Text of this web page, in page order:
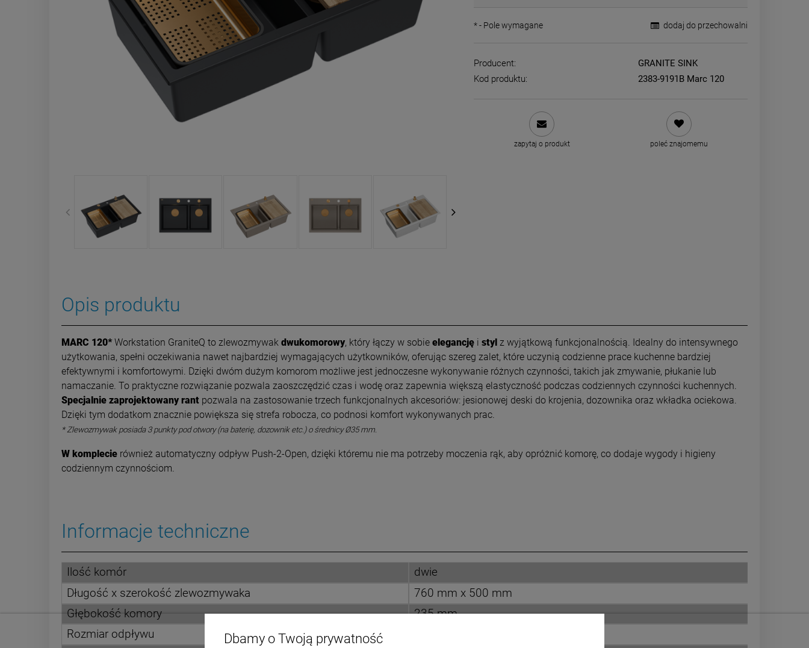
dodaj do przechowalni
*- Pole wymagane
Producent:
GRANITE SINK
Kod produktu:
2383-9191B Marc 120
zapytaj o produkt poleć znajomemu
Opis produktu
MARC 120*Workstation GraniteQ to zlewozmywak dwukomorowy, który łączy w sobie elegancję i styl z wyjątkową funkcjonalnością. Idealny do intensywnego
użytkowania, spełni oczekiwania nawet najbardziej wymagających użytkowników, oferując szereg zalet, które uczynią codzienne prace kuchenne bardziej
efektywnymi i komfortowymi. Dzięki dwóm dużym komorom możliwe jest jednoczesne wykonywanie różnych czynności, takich jak zmywanie, płukanie lub
namaczanie. To praktyczne rozwiązanie pozwala zaoszczędzić czas i wodę oraz zapewnia większą elastyczność podczas codziennych czynności kuchennych.
Specjalnie zaprojektowany rant pozwala na zastosowanie trzech funkcjonalnych akcesoriów: jesionowej deski do krojenia, dozownika oraz wkładka ociekowa.
Dzięki tym dodatkom znacznie powiększa się strefa robocza, co podnosi komfort wykonywanych prac.
* Zlewozmywak posiada 3 punkty pod otwory (na baterię, dozownik etc.) o średnicy Ø35 mm.
W komplecie również automatyczny odpływ Push-2-Open, dzięki któremu nie ma potrzeby moczenia rąk, aby opróżnić komorę, co dodaje wygody i higieny
codziennym czynnościom.
Informacje techniczne
Ilość komór
dwie
Długość x szerokość zlewozmywaka
760 mm x 500 mm
Głębokość komory
235 mm
Rozmiar odpływu
Dbamy o Twoją prywatność